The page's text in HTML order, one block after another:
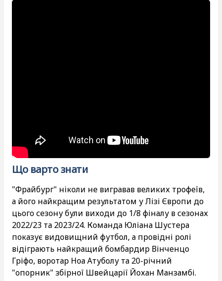
Що варто знати
"Фрайбург" ніколи не вигравав великих трофеїв,
а його найкращим результатом у Лізі Європи до
цього сезону були виходи до 1/8 фіналу в сезонах
2022/23 та 2023/24. Команда Юліана Шустера
показує видовищний футбол, а провідні ролі
відіграють найкращий бомбардир Вінченцо
Гріфо, воротар Ноа Атуболу та 20-річний
"опорник" збірної Швейцарії Йохан Манзамбі.